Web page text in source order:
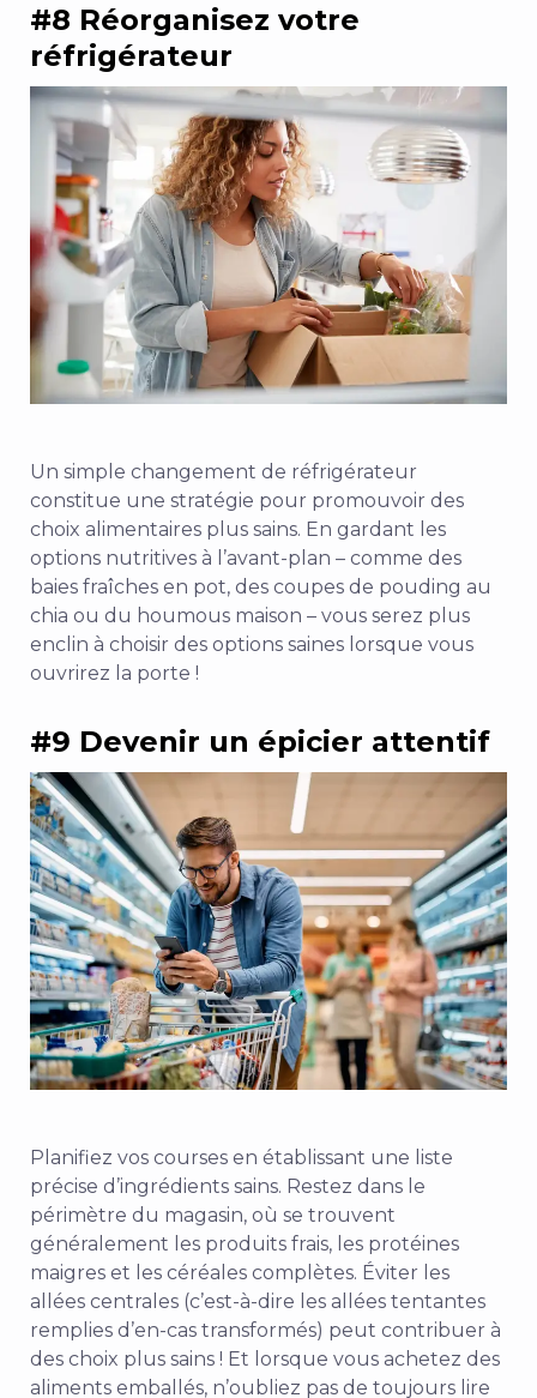
#8 Réorganisez votre
réfrigérateur
Un simple changement de réfrigérateur
constitue une stratégie pour promouvoir des
choix alimentaires plus sains. En gardant les
options nutritives à l’avant-plan – comme des
baies fraîches en pot, des coupes de pouding au
chia ou du houmous maison – vous serez plus
enclin à choisir des options saines lorsque vous
ouvrirez la porte !
#9 Devenir un épicier attentif
Planifiez vos courses en établissant une liste
précise d’ingrédients sains. Restez dans le
périmètre du magasin, où se trouvent
généralement les produits frais, les protéines
maigres et les céréales complètes. Éviter les
allées centrales (c’est-à-dire les allées tentantes
remplies d’en-cas transformés) peut contribuer à
des choix plus sains ! Et lorsque vous achetez des
aliments emballés, n’oubliez pas de toujours lire